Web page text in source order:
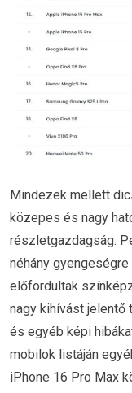
Mindezek mellett
közepes és nagy
részletgazdagság.
néhány
előfordultak
nagy kihívást
és egyéb képi
mobilok listáján
iPhone 16 Pro Max